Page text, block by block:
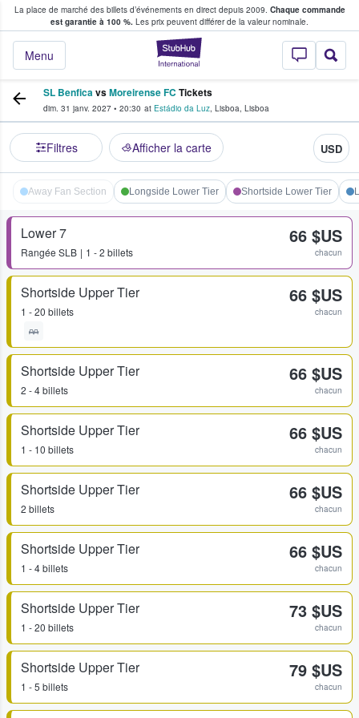
La place de marché des billets d’événements en direct depuis 2009. Chaque commande
est garantie à 100 %. Les prix peuvent différer de la valeur nominale.
StubHub - Où
Menu
fans achètent et vendent des billets
SL BenficavsMoreirense FC Tickets
dim. 31 janv. 2027 • 20:30 at Estádio da Luz, Lisboa, Lisboa
Filtres Afficher la carte USD
Away Fan Section Longside Lower Tier Shortside Lower Tier
Lower 7
Rangée SLB 1 - 2 billets
66 $US
chacun
Shortside Upper Tier
1 - 20 billets
66 $US
chacun
Shortside Upper Tier
2 - 4 billets
66 $US
chacun
Shortside Upper Tier
1 - 10 billets
66 $US
chacun
Shortside Upper Tier
2 billets
66 $US
chacun
Shortside Upper Tier
1 - 4 billets
66 $US
chacun
Shortside Upper Tier
1 - 20 billets
73 $US
chacun
Shortside Upper Tier
1 - 5 billets
79 $US
chacun